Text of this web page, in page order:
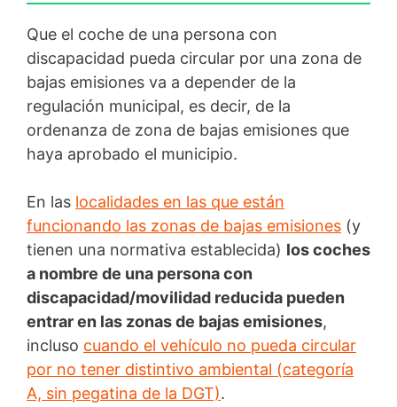
Que el coche de una persona con
discapacidad pueda circular por una zona de
bajas emisiones va a depender de la
regulación municipal, es decir, de la
ordenanza de zona de bajas emisiones que
haya aprobado el municipio.
En las localidades en las que están
funcionando las zonas de bajas emisiones (y
tienen una normativa establecida) los coches
a nombre de una persona con
discapacidad/movilidad reducida pueden
entrar en las zonas de bajas emisiones,
incluso cuando el vehículo no pueda circular
por no tener distintivo ambiental (categoría
A, sin pegatina de la DGT).